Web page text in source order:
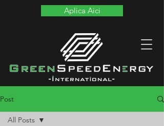
Aplica Aici
Post
All Posts